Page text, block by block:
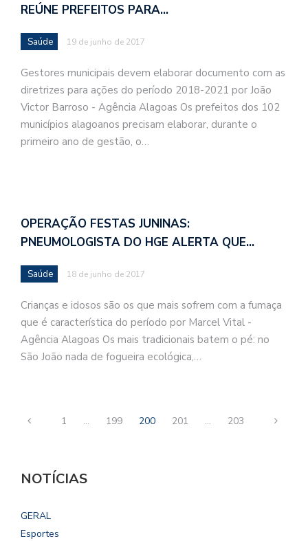
REÚNE PREFEITOS PARA…
Saúde 19 de junho de 2017
Gestores municipais devem elaborar documento com as
diretrizes para ações do período 2018-2021 por João
Victor Barroso - Agência Alagoas Os prefeitos dos 102
municípios alagoanos precisam elaborar, durante o
primeiro ano de gestão, o…
OPERAÇÃO FESTAS JUNINAS:
PNEUMOLOGISTA DO HGE ALERTA QUE…
Saúde 18 de junho de 2017
Crianças e idosos são os que mais sofrem com a fumaça
que é característica do período por Marcel Vital -
Agência Alagoas Os mais tradicionais batem o pé: no
São João nada de fogueira ecológica,…
1 … 199 200 201 … 203
NOTÍCIAS
GERAL
Esportes